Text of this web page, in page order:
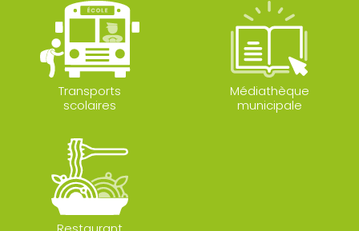
Transports
scolaires
Médiathèque
municipale